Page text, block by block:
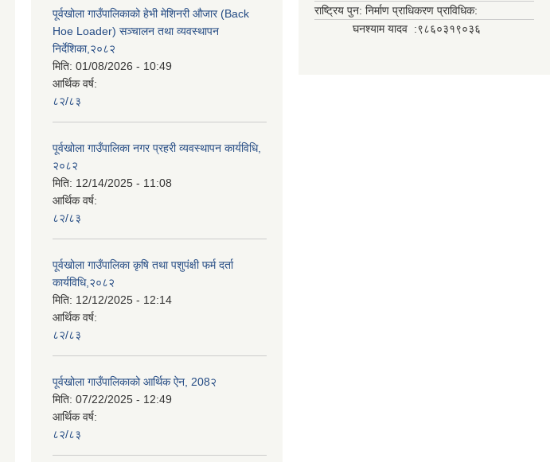
पूर्वखोला गाउँपालिकाको हेभी मेशिनरी औजार (Back
Hoe Loader) सञ्चालन तथा व्यवस्थापन
निर्देशिका,२०८२
मिति: 01/08/2026 - 10:49
आर्थिक वर्ष:
८२/८३
पूर्वखोला गाउँपालिका नगर प्रहरी व्यवस्थापन कार्यविधि,
२०८२
मिति: 12/14/2025 - 11:08
आर्थिक वर्ष:
८२/८३
पूर्वखोला गाउँपालिका कृषि तथा पशुपंक्षी फर्म दर्ता
कार्यविधि,२०८२
मिति: 12/12/2025 - 12:14
आर्थिक वर्ष:
८२/८३
पूर्वखोला गाउँपालिकाको आर्थिक ऐन, 208२
मिति: 07/22/2025 - 12:49
आर्थिक वर्ष:
८२/८३
राष्ट्रिय पुन: निर्माण प्राधिकरण प्राविधिक:
घनश्याम यादव :९८६०३१९०३६